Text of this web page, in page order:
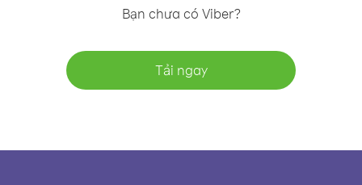
Bạn chưa có Viber?
Tải ngay